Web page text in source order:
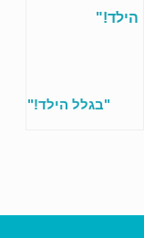
"בגלל הילד!"